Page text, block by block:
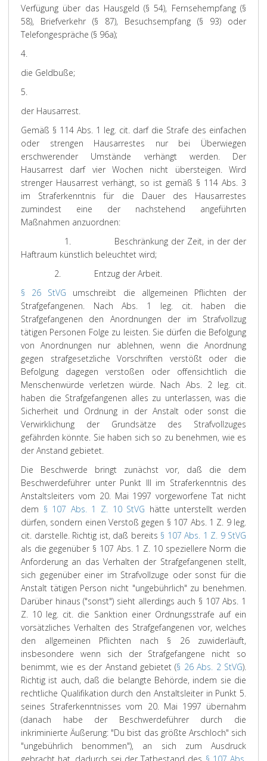
Verfügung über das Hausgeld (§ 54), Fernsehempfang (§
58), Briefverkehr (§ 87), Besuchsempfang (§ 93) oder
Telefongespräche (§ 96a);
4.
die Geldbuße;
5.
der Hausarrest.
Gemäß § 114 Abs. 1 leg. cit. darf die Strafe des einfachen
oder strengen Hausarrestes nur bei Überwiegen
erschwerender Umstände verhängt werden. Der
Hausarrest darf vier Wochen nicht übersteigen. Wird
strenger Hausarrest verhängt, so ist gemäß § 114 Abs. 3
im Straferkenntnis für die Dauer des Hausarrestes
zumindest eine der nachstehend angeführten
Maßnahmen anzuordnen:
1.
Beschränkung der Zeit, in der der
Haftraum künstlich beleuchtet wird;
2.
Entzug der Arbeit.
§ 26 StVG umschreibt die allgemeinen Pflichten der
Strafgefangenen. Nach Abs. 1 leg. cit. haben die
Strafgefangenen den Anordnungen der im Strafvollzug
tätigen Personen Folge zu leisten. Sie dürfen die Befolgung
von Anordnungen nur ablehnen, wenn die Anordnung
gegen strafgesetzliche Vorschriften verstößt oder die
Befolgung dagegen verstoßen oder offensichtlich die
Menschenwürde verletzen würde. Nach Abs. 2 leg. cit.
haben die Strafgefangenen alles zu unterlassen, was die
Sicherheit und Ordnung in der Anstalt oder sonst die
Verwirklichung der Grundsätze des Strafvollzuges
gefährden könnte. Sie haben sich so zu benehmen, wie es
der Anstand gebietet.
Die Beschwerde bringt zunächst vor, daß die dem
Beschwerdeführer unter Punkt III im Straferkenntnis des
Anstaltsleiters vom 20. Mai 1997 vorgeworfene Tat nicht
dem § 107 Abs. 1 Z. 10 StVG hätte unterstellt werden
dürfen, sondern einen Verstoß gegen § 107 Abs. 1 Z. 9 leg.
cit. darstelle. Richtig ist, daß bereits § 107 Abs. 1 Z. 9 StVG
als die gegenüber § 107 Abs. 1 Z. 10 speziellere Norm die
Anforderung an das Verhalten der Strafgefangenen stellt,
sich gegenüber einer im Strafvollzuge oder sonst für die
Anstalt tätigen Person nicht "ungebührlich" zu benehmen.
Darüber hinaus ("sonst") sieht allerdings auch § 107 Abs. 1
Z. 10 leg. cit. die Sanktion einer Ordnungsstrafe auf ein
vorsätzliches Verhalten des Strafgefangenen vor, welches
den allgemeinen Pflichten nach § 26 zuwiderläuft,
insbesondere wenn sich der Strafgefangene nicht so
benimmt, wie es der Anstand gebietet (§ 26 Abs. 2 StVG).
Richtig ist auch, daß die belangte Behörde, indem sie die
rechtliche Qualifikation durch den Anstaltsleiter in Punkt 5.
seines Straferkenntnisses vom 20. Mai 1997 übernahm
(danach habe der Beschwerdeführer durch die
inkriminierte Äußerung: "Du bist das größte Arschloch" sich
"ungebührlich benommen"), an sich zum Ausdruck